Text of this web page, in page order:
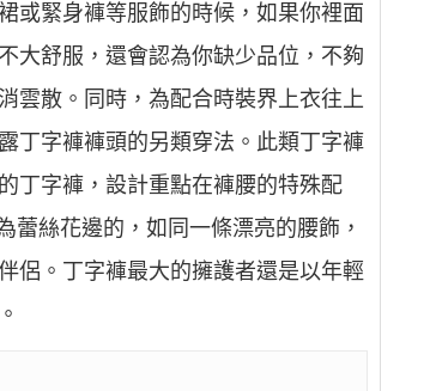
或緊身褲等服飾的時候，如果你裡面
大舒服，還會認為你缺少品位，不夠
雲散。同時，為配合時裝界上衣往上
丁字褲褲頭的另類穿法。此類丁字褲
丁字褲，設計重點在褲腰的特殊配
蕾絲花邊的，如同一條漂亮的腰飾，
侶。丁字褲最大的擁護者還是以年輕